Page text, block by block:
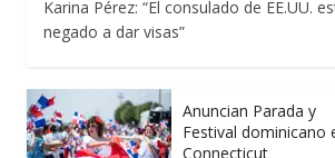
Karina Pérez: “El consulado de EE.UU.
negado a dar visas”
Anuncian Parada y
Festival dominicano
Connecticut